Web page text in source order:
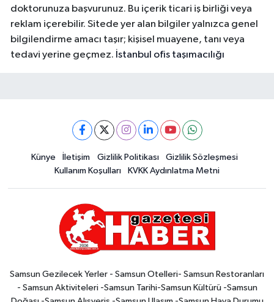
doktorunuza başvurunuz. Bu içerik ticari iş birliği veya
reklam içerebilir. Sitede yer alan bilgiler yalnızca genel
bilgilendirme amacı taşır; kişisel muayene, tanı veya
tedavi yerine geçmez. İstanbul ofis taşımacılığı
Künye İletişim Gizlilik Politikası
Gizlilik Sözleşmesi
Kullanım Koşulları
KVKK Aydınlatma Metni
Samsun Gezilecek Yerler - Samsun Otelleri- Samsun Restoranları
- Samsun Aktiviteleri -Samsun Tarihi-Samsun Kültürü -Samsun